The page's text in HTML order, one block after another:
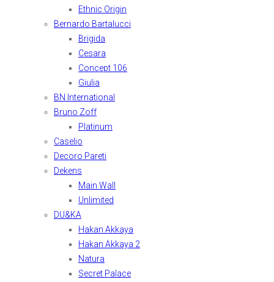
Ethnic Origin
Bernardo Bartalucci
Brigida
Cesara
Concept 106
Giulia
BN International
Bruno Zoff
Platinum
Caselio
Decoro Pareti
Dekens
Main Wall
Unlimited
DU&KA
Hakan Akkaya
Hakan Akkaya 2
Natura
Secret Palace